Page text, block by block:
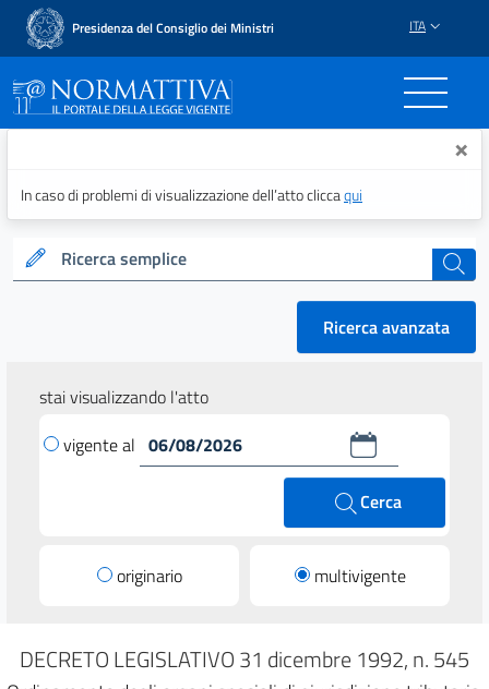
Presidenza del Consiglio dei Ministri ITA
Normattiva - Il portale ×
In caso di problemi di visualizzazione dell’atto cliccaqui
Ricerca semplice cerca
Ricerca avanzata
stai visualizzando l'atto
vigente al
Cerca
originario multivigente
DECRETO LEGISLATIVO 31 dicembre 1992, n. 545